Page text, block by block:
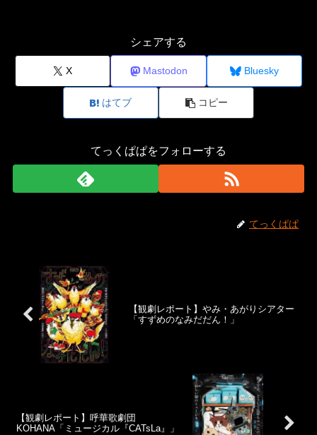
シェアする
X Mastodon Bluesky
はてブ コピー
てっくぱぱをフォローする
てっくぱぱ
【観劇レポート】やみ・あがりシアター
「すずめのなみだだん！」
【観劇レポート】呼華歌劇団
KOHANA「ミュージカル『CATsLa』」